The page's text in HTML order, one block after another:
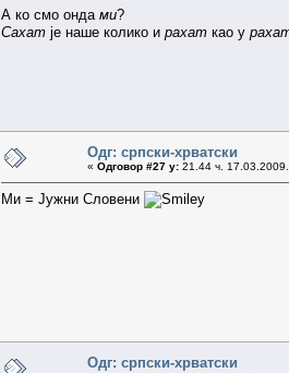
А ко смо онда ми?
Сахат је наше колико и рахат као у
Одг: српски-хрватски
« Одговор #27 у: 21.44 ч.
Ми = Јужни Словени
Одг: српски-хрватски